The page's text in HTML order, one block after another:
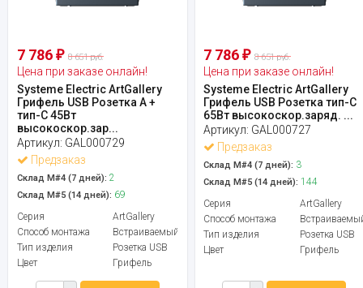
7 786 ₽ 8 651 руб.
Цена при заказе онлайн!
Systeme Electric ArtGallery
Грифель USB Розетка A +
тип-C 45Вт
высокоскор.зар...
Артикул: GAL000729
Предзаказ
Склад М#4 (7 дней): 2
Склад М#5 (14 дней): 69
Серия
ArtGallery
Способ монтажа
Встраиваемый
Тип изделия
Розетка USB
Цвет
Грифель
7 786₽ 8 651 руб.
Цена при заказе онлайн!
Systeme Electric ArtGallery
Грифель USB Розетка тип-С
65Вт высокоскор.заряд. ...
Артикул: GAL000727
Предзаказ
Склад М#4 (7 дней): 3
Склад М#5 (14 дней): 144
Серия
ArtGallery
Способ монтажа
Тип изделия
Розетка USB
Цвет
Грифель